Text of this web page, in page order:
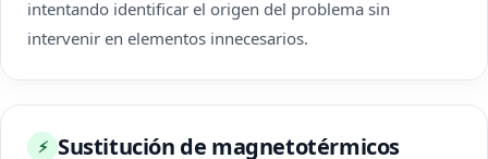
intentando identificar el origen del problema sin
intervenir en elementos innecesarios.
⚡ Sustitución de magnetotérmicos